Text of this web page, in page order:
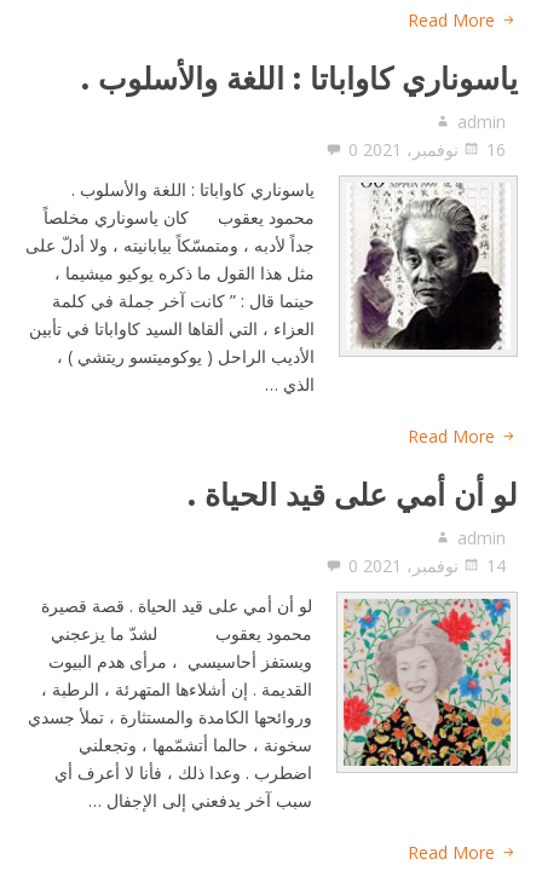
Read More
ياسوناري كاواباتا : اللغة والأسلوب .
admin
16 نوفمبر، 2021
0
ياسوناري كاواباتا : اللغة والأسلوب .
محمود يعقوب كان ياسوناري مخلصاً
جداً لأدبه ، ومتمسّكاً بيابانيته ، ولا أدلّ على
مثل هذا القول ما ذكره يوكيو ميشيما ،
حينما قال : ” كانت آخر جملة في كلمة
العزاء ، التي ألقاها السيد كاواباتا في تأبين
الأديب الراحل ( يوكوميتسو ريتشي ) ،
الذي …
Read More
لو أن أمي على قيد الحياة .
admin
14 نوفمبر، 2021
0
لو أن أمي على قيد الحياة . قصة قصيرة
محمود يعقوب لشدّ ما يزعجني
ويستفز أحاسيسي ، مرأى هدم البيوت
القديمة . إن أشلاءها المتهرئة ، الرطبة ،
وروائحها الكامدة والمستثارة ، تملأ جسدي
سخونة ، حالما أتشمّمها ، وتجعلني
اضطرب . وعدا ذلك ، فأنا لا أعرف أي
سبب آخر يدفعني إلى الإجفال …
Read More